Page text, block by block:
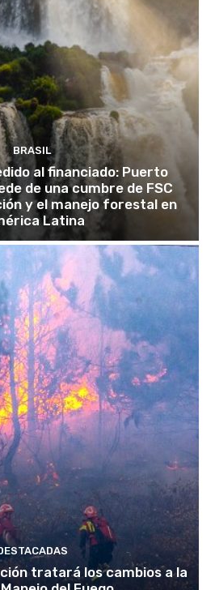
BRASIL
al financiado: Puerto
de una cumbre de FSC
y el manejo forestal en
Latina
tratará los cambios a la